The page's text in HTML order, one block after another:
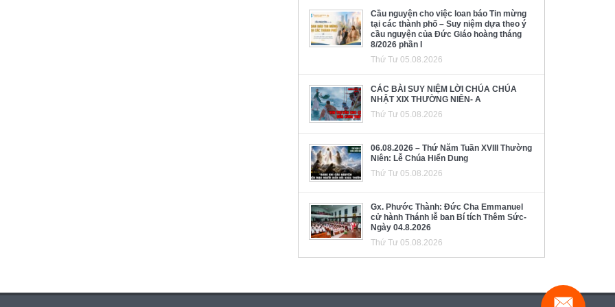
Cầu nguyện cho việc loan báo Tin mừng
tại các thành phố – Suy niệm dựa theo ý
cầu nguyện của Đức Giáo hoàng tháng
8/2026 phần I
Thứ Tư 05.08.2026
CÁC BÀI SUY NIỆM LỜI CHÚA CHÚA
NHẬT XIX THƯỜNG NIÊN- A
Thứ Tư 05.08.2026
06.08.2026 – Thứ Năm Tuần XVIII Thường
Niên: Lễ Chúa Hiển Dung
Thứ Tư 05.08.2026
Gx. Phước Thành: Đức Cha Emmanuel
cử hành Thánh lễ ban Bí tích Thêm Sức-
Ngày 04.8.2026
Thứ Tư 05.08.2026